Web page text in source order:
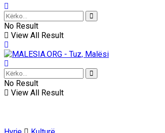
No Result
View All Result
No Result
View All Result